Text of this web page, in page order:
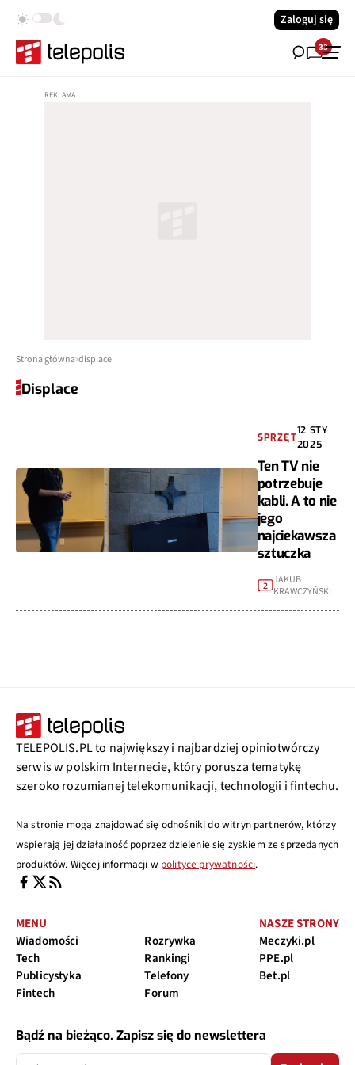
Zaloguj się
33
Strona główna displace
Displace
SPRZĘT
12 STY
2025
Ten TV nie
potrzebuje
kabli. A to nie
jego
najciekawsza
sztuczka
2 JAKUB
KRAWCZYŃSKI
TELEPOLIS.PL to największy i najbardziej opiniotwórczy
serwis w polskim Internecie, który porusza tematykę
szeroko rozumianej telekomunikacji, technologii i fintechu.
Na stronie mogą znajdować się odnośniki do witryn partnerów, którzy
wspierają jej działalność poprzez dzielenie się zyskiem ze sprzedanych
produktów. Więcej informacji w polityce prywatności.
MENU
Wiadomości
Tech
Publicystyka
Fintech
Rozrywka
Rankingi
Telefony
Forum
NASZE STRONY
Meczyki.pl
PPE.pl
Bet.pl
Bądź na bieżąco. Zapisz się do newslettera